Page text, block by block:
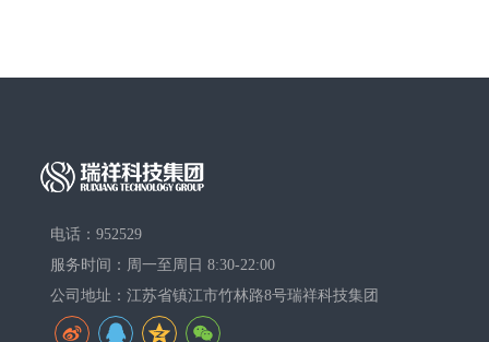
电话：952529
服务时间：周一至周日 8:30-22:00
公司地址：江苏省镇江市竹林路8号瑞祥科技集团